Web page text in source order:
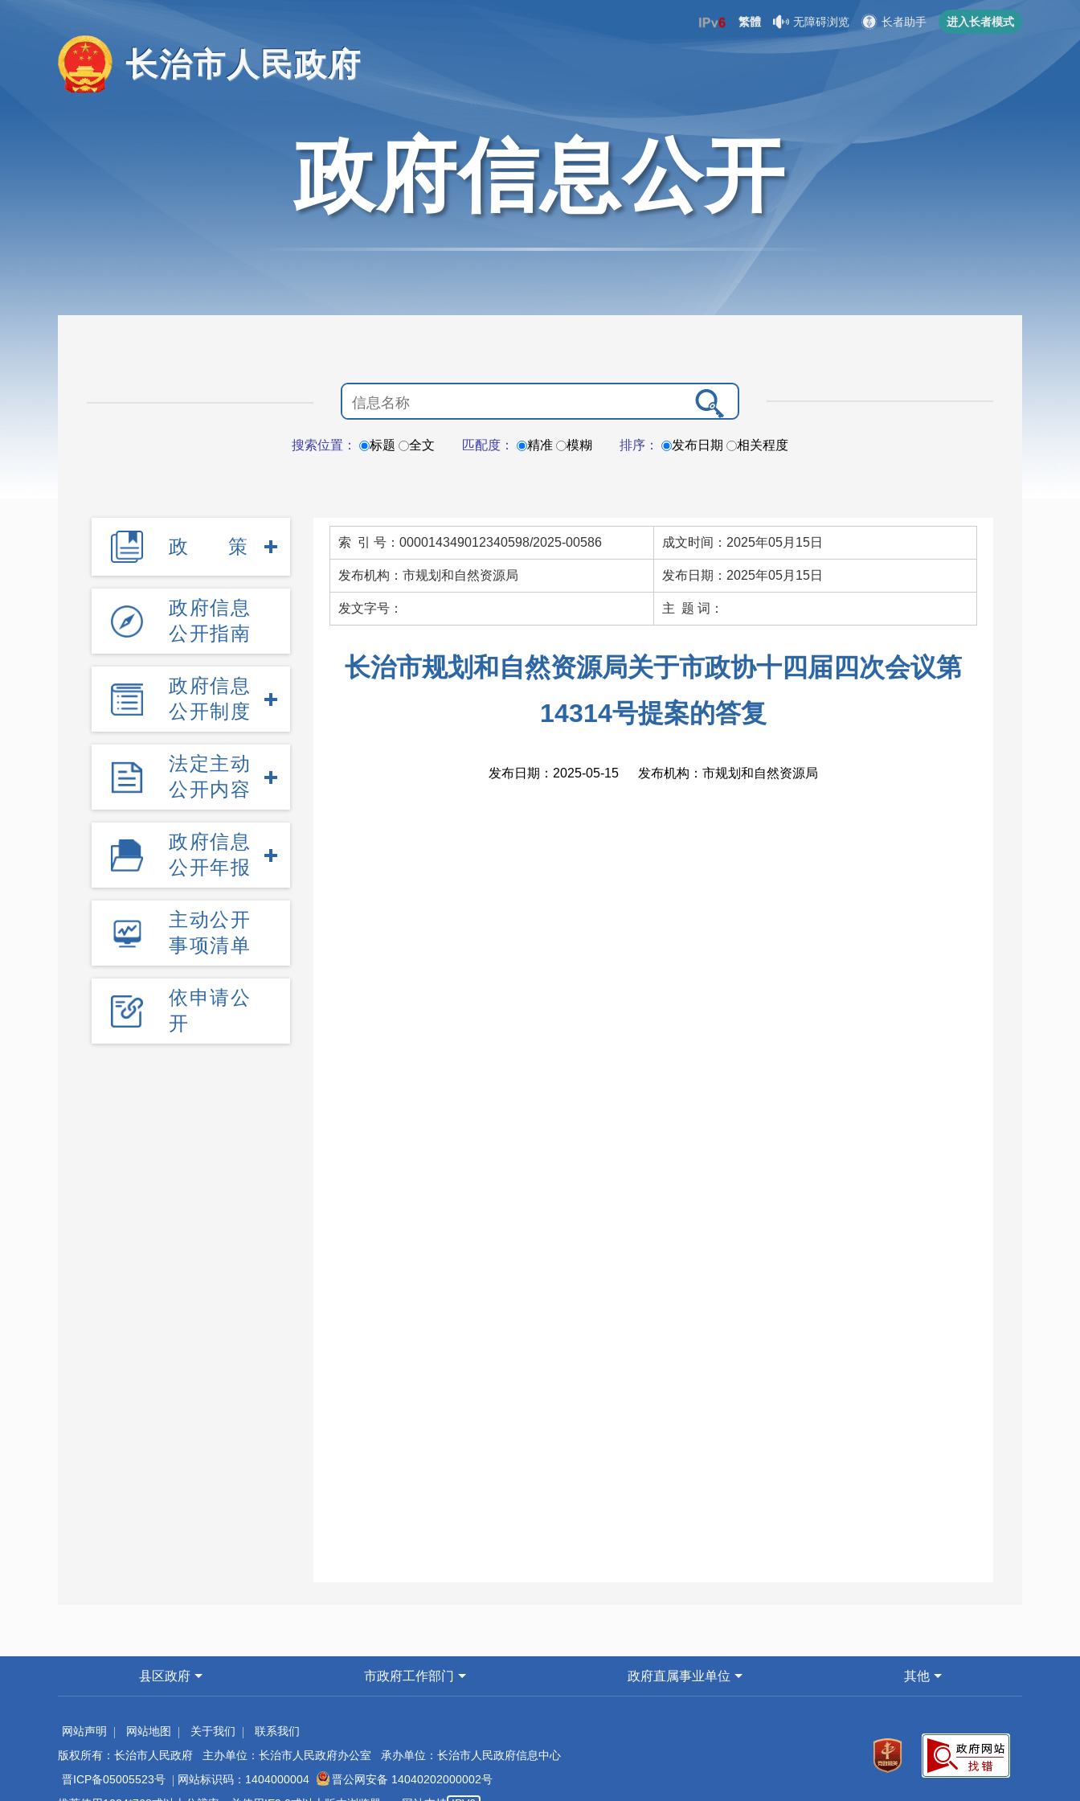
长治市人民政府
繁體 无障碍浏览 长者助手 进入长者模式
政府信息公开
搜索位置： 标题 全文 匹配度： 精准 模糊 排序： 发布日期 相关程度
政策
政府信息
公开指南
政府信息
公开制度
法定主动
公开内容
政府信息
公开年报
主动公开
事项清单
依申请公
开
索 引 号：000014349012340598/2025-00586 成文时间：2025年05月15日
发布机构：市规划和自然资源局 发布日期：2025年05月15日
发文字号： 主 题 词：
长治市规划和自然资源局关于市政协十四届四次会议第
14314号提案的答复
发布日期：2025-05-15 发布机构：市规划和自然资源局
长治市规划和自然资源局关于市政协十四届四次会议第14314号提案的答复.pdf
县区政府 市政府工作部门 政府直属事业单位 其他
网站声明 网站地图 关于我们
联系我们
版权所有：长治市人民政府 主办单位：长治市人民政府办公室 承办单位：长治市人民政府信息中心
晋ICP备05005523号
网站标识码：1404000004
晋公网安备 14040202000002号